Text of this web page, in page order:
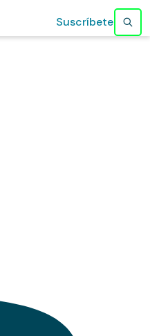
Suscríbete